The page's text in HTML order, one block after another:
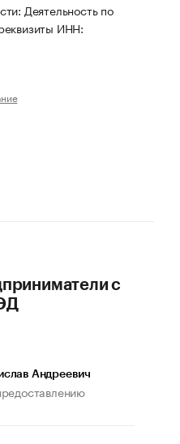
Деятельность по
ИНН:
с
Андреевич